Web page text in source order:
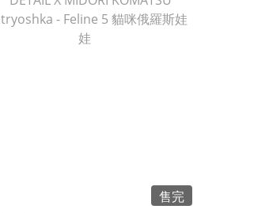
售完